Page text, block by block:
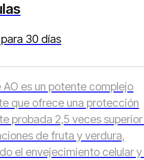
30 días
es un potente complejo
que ofrece una protección
probada 2,5 veces
de fruta y verdura,
el envejecimiento celular y